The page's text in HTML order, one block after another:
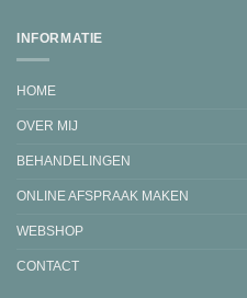
INFORMATIE
HOME
OVER MIJ
BEHANDELINGEN
ONLINE AFSPRAAK MAKEN
WEBSHOP
CONTACT